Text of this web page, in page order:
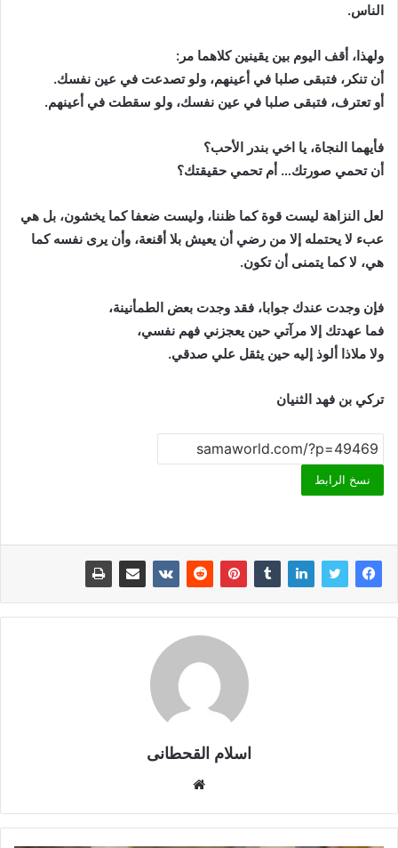
الناس.
ولهذا، أقف اليوم بين يقينين كلاهما مر:
أن تنكر، فتبقى صلبا في أعينهم، ولو تصدعت في عين نفسك.
أو تعترف، فتبقى صلبا في عين نفسك، ولو سقطت في أعينهم.
فأيهما النجاة، يا اخي بندر الأحب؟
أن تحمي صورتك… أم تحمي حقيقتك؟
لعل النزاهة ليست قوة كما ظننا، وليست ضعفا كما يخشون، بل هي
عبء لا يحتمله إلا من رضي أن يعيش بلا أقنعة، وأن يرى نفسه كما
هي، لا كما يتمنى أن تكون.
فإن وجدت عندك جوابا، فقد وجدت بعض الطمأنينة،
فما عهدتك إلا مرآتي حين يعجزني فهم نفسي،
ولا ملاذا ألوذ إليه حين يثقل علي صدقي.
تركي بن فهد الثنيان
نسخ الرابط
اسلام القحطانى
ق